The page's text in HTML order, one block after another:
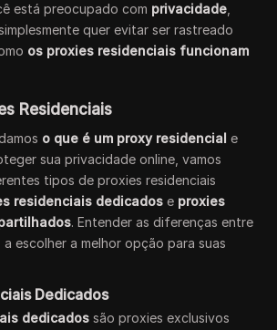
está preocupado com privacidade
quer evitar ser rastreado
os proxies residenciais funcionam
Residenciais
o que é um proxy residencial e
sua privacidade online, vamos
tipos de proxies residenciais
residenciais dedicados e proxies
. Entender as diferenças entre
escolher a melhor opção para suas
Dedicados
dedicados são proxies exclusivos